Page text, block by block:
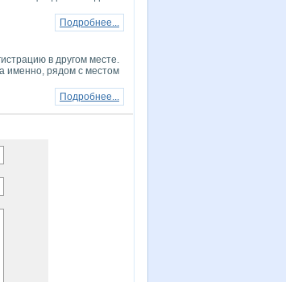
Подробнее...
в другом месте.
именно, рядом с местом
Подробнее...